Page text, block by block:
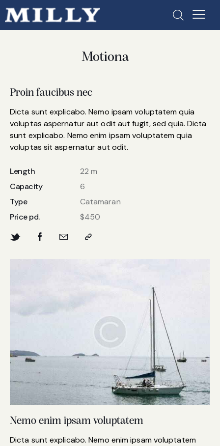
Motiona
Proin faucibus nec
Dicta sunt explicabo. Nemo ipsam voluptatem quia
voluptas aspernatur aut odit aut fugit, sed quia. Dicta
sunt explicabo. Nemo enim ipsam voluptatem quia
voluptas sit aspernatur aut odit.
Length
22 m
Capacity
6
Type
Catamaran
Price pd.
$450
Nemo enim ipsam voluptatem
Dicta sunt explicabo. Nemo enim ipsam voluptatem